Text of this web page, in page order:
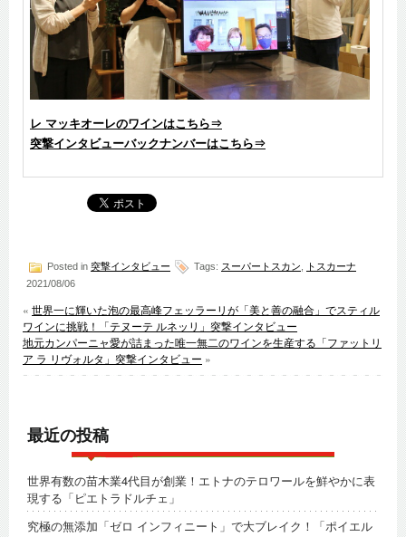
レ マッキオーレのワインはこちら⇒
突撃インタビューバックナンバーはこちら⇒
Posted in 突撃インタビュー Tags: スーパートスカン
トスカーナ
2021/08/06
« 世界一に輝いた泡の最高峰フェッラーリが「美と善の融合」でスティル
ワインに挑戦！「テヌーテ ルネッリ」突撃インタビュー
地元カンパーニャ愛が詰まった唯一無二のワインを生産する「ファットリ
ア ラ リヴォルタ」突撃インタビュー »
最近の投稿
世界有数の苗木業4代目が創業！エトナのテロワールを鮮やかに表
現する「ピエトラドルチェ」
究極の無添加「ゼロ インフィニート」で大ブレイク！「ポイエル